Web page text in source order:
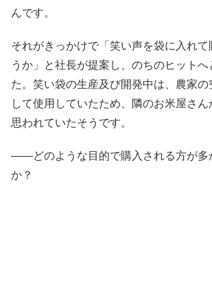
んです。
それがきっかけで「笑い声を袋に入れ
うか」と社長が提案し、のちのヒットへ
た。笑い袋の生産及び開発中は、農家の
して使用していたため、隣のお米屋さん
思われていたそうです。
――どのような目的で購入される方が多
か？